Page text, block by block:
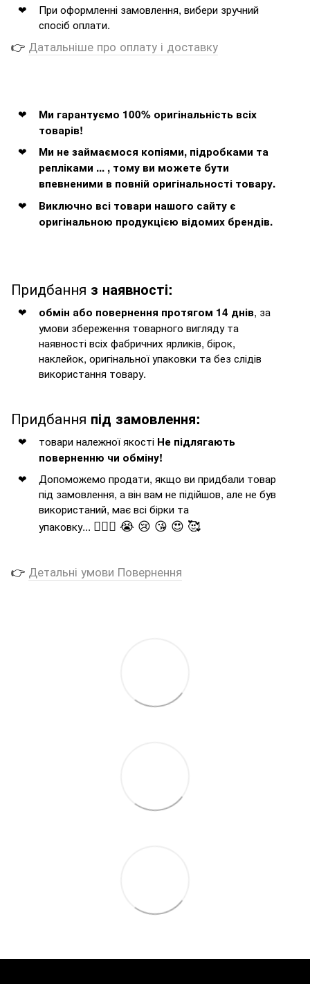
При оформленні замовлення, вибери зручний
спосіб оплати.
👉 Датальніше про оплату і доставку
Ми гарантуємо 100% оригінальність всіх
товарів!
Ми не займаємося копіями, підробками та
репліками ... , тому ви можете бути
впевненими в повній оригінальності товару.
Виключно всі товари нашого сайту є
оригінальною продукцією відомих брендів.
Придбання з наявності:
обмін або повернення протягом 14 днів, за
умови збереження товарного вигляду та
наявності всіх фабричних ярликів, бірок,
наклейок, оригінальної упаковки та без слідів
використання товару.
Придбання під замовлення:
товари належної якості Не підлягають
поверненню чи обміну!
Допоможемо продати, якщо ви придбали товар
під замовлення, а він вам не підійшов, але не був
використаний, має всі бірки та
упаковку... 🤦🏻‍♂️ 😭 😢 😘 😍 🥰
👉 Детальні умови Повернення